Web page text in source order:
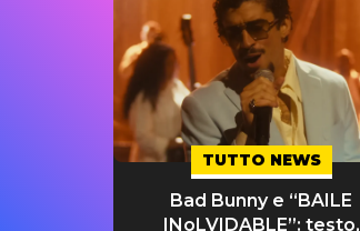
TUTTO NEWS
Bad Bunny e “BAILE
INoLVIDABLE”: testo,